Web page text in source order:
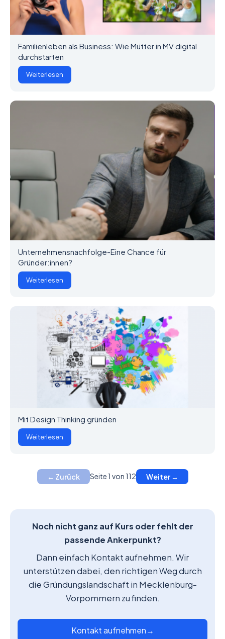
Familienleben als Business: Wie Mütter in MV digital
durchstarten
Weiterlesen
Unternehmensnachfolge-Eine Chance für
Gründer:innen?
Weiterlesen
Mit Design Thinking gründen
Weiterlesen
← Zurück Seite 1 von 112 Weiter →
Noch nicht ganz auf Kurs oder fehlt der
passende Ankerpunkt?
Dann einfach Kontakt aufnehmen. Wir
unterstützen dabei, den richtigen Weg durch
die Gründungslandschaft in Mecklenburg-
Vorpommern zu finden.
Kontakt aufnehmen→